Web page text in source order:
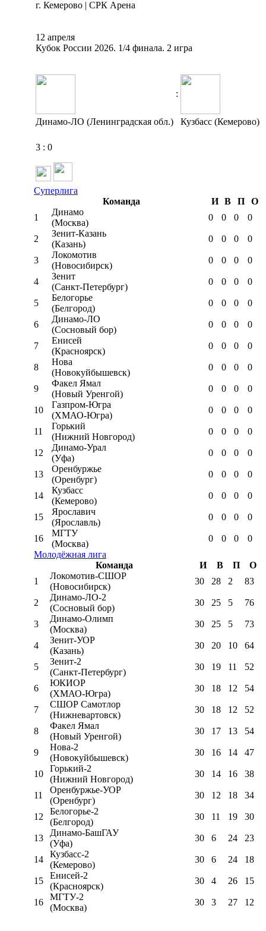
г. Кемерово | СРК Арена
12 апреля
Кубок России 2026. 1/4 финала. 2 игра
:
Динамо-ЛО (Ленинградская обл.) Кузбасс (Кемерово)
3 : 0
Суперлига
Команда
И В П
О
1
Динамо
(Москва)
0 0 0 0
2
Зенит-Казань
(Казань)
0 0 0 0
3
Локомотив
(Новосибирск)
0 0 0 0
4
Зенит
(Санкт-Петербург)
0 0 0 0
5
Белогорье
(Белгород)
0 0 0 0
6
Динамо-ЛО
(Сосновый бор)
0 0 0 0
7
Енисей
(Красноярск)
0 0 0 0
8
Нова
(Новокуйбышевск)
0 0 0 0
9
Факел Ямал
(Новый Уренгой)
0 0 0 0
10
Газпром-Югра
(ХМАО-Югра)
0 0 0 0
11
Горький
(Нижний Новгород)
0 0 0 0
12
Динамо-Урал
(Уфа)
0 0 0 0
13
Оренбуржье
(Оренбург)
0 0 0 0
14
Кузбасс
(Кемерово)
0 0 0 0
15
Ярославич
(Ярославль)
0 0 0 0
16
МГТУ
(Москва)
0 0 0
0
Молодёжная лига
Команда
И В П
О
1
Локомотив-CШОР
(Новосибирск)
30 28 2 83
2
Динамо-ЛО-2
(Сосновый бор)
30 25 5 76
3
Динамо-Олимп
(Москва)
30 25 5 73
4
Зенит-УОР
(Казань)
30 20 10 64
5
Зенит-2
(Санкт-Петербург)
30 19 11 52
6
ЮКИОР
(ХМАО-Югра)
30 18 12 54
7
СШОР Самотлор
(Нижневартовск)
30 18 12 52
8
Факел Ямал
(Новый Уренгой)
30 17 13 54
9
Нова-2
(Новокуйбышевск)
30 16 14 47
10
Горький-2
(Нижний Новгород)
30 14 16 38
11
Оренбуржье-УОР
(Оренбург)
30 12 18 34
12
Белогорье-2
(Белгород)
30 11 19 30
13
Динамо-БашГАУ
(Уфа)
30 6 24 23
14
Кузбасс-2
(Кемерово)
30 6 24 18
15
Енисей-2
(Красноярск)
30 4 26 15
16
МГТУ-2
(Москва)
30 3 27 12